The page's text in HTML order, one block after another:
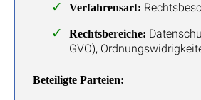
Verfahrensart:
Rechtsbereiche:
GVO),
Beteiligte Parteien: